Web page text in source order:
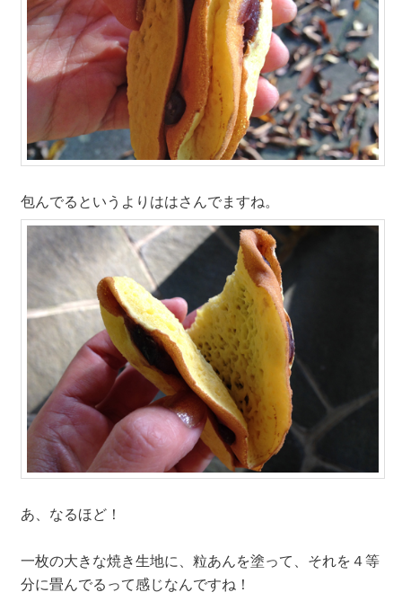
包んでるというよりははさんでますね。
あ、なるほど！
一枚の大きな焼き生地に、粒あんを塗って、それを４等
分に畳んでるって感じなんですね！